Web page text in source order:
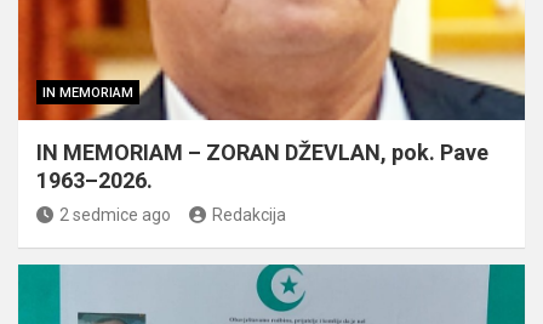
IN MEMORIAM
IN MEMORIAM – ZORAN DŽEVLAN, pok. Pave
1963–2026.
2 sedmice ago Redakcija